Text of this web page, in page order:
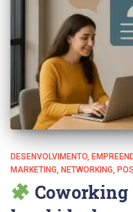
DESENVOLVIMENTO
MARKETING
NETWORKING
Coworking